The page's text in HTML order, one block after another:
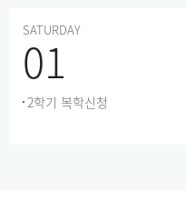
SATURDAY
01
2학기 복학신청